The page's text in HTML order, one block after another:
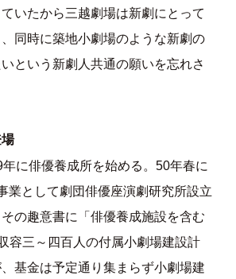
いたから三越劇場は新劇にとって
同時に築地小劇場のような新劇の
という新劇人共通の願いを忘れさ
に俳優養成所を始める。50年春に
業として劇団俳優座演劇研究所設立
の趣意書に「俳優養成施設を含む
容三～四百人の付属小劇場建設計
基金は予定通り集まらず小劇場建